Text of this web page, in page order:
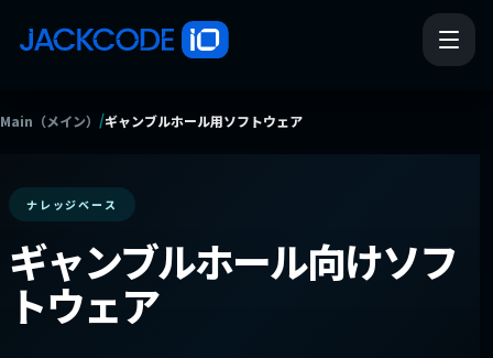
Main（メイン） /ギャンブルホール用ソフトウェア
ナレッジベース
ギャンブルホール向けソフ
トウェア